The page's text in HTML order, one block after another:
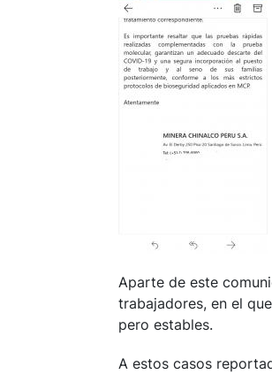
Aparte de este
trabajadores, en el
pero estables.
A estos casos